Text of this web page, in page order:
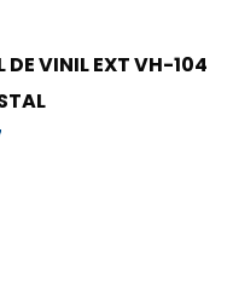
DE VINIL EXT VH-104